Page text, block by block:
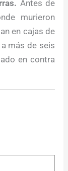
Antes de
murieron
en cajas de
más de seis
en contra